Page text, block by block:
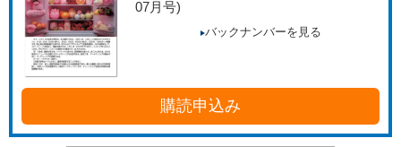
07月号)
バックナンバーを見る
購読申込み